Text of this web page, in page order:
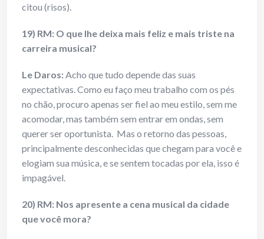
citou (risos).
19) RM: O que lhe deixa mais feliz e mais triste na
carreira musical?
Le Daros:Acho que tudo depende das suas
expectativas. Como eu faço meu trabalho com os pés
no chão, procuro apenas ser fiel ao meu estilo, sem me
acomodar, mas também sem entrar em ondas, sem
querer ser oportunista. Mas o retorno das pessoas,
principalmente desconhecidas que chegam para você e
elogiam sua música, e se sentem tocadas por ela, isso é
impagável.
20) RM: Nos apresente a cena musical da cidade
que você mora?